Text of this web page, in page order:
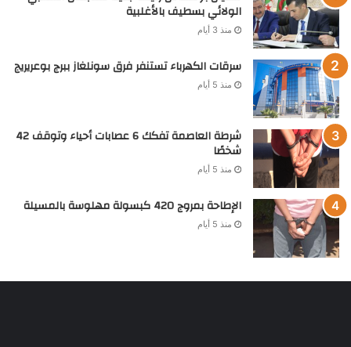
الولائي بسطيف بالأغلبية
منذ 3 أيام
سرقات الكهرباء تستنفر فرق سونلغاز ببرج بوعريريج
منذ 5 أيام
شرطة العاصمة تفكك 6 عصابات أحياء وتوقف 42
شخصًا
منذ 5 أيام
الإطاحة بمروج 420 كبسولة مهلوسة بالمسيلة
منذ 5 أيام